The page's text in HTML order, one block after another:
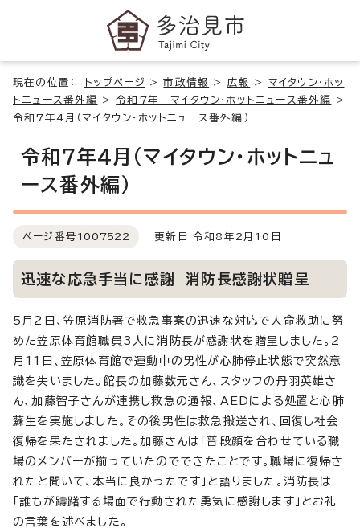
現在の位置： トップページ >市政情報 > 広報 > マイタウン・ホッ
トニュース番外編
>令和7年 マイタウン・ホットニュース番外編
>
令和7年4月（マイタウン・ホットニュース番外編）
令和7年4月（マイタウン・ホットニュ
ース番外編）
ページ番号 1007522 更新日 令和8年2月10日
迅速な応急手当に感謝 消防長感謝状贈呈
5月2日、笠原消防署で救急事案の迅速な対応で人命救助に努
めた笠原体育館職員3人に消防長が感謝状を贈呈しました。2
月11日、笠原体育館で運動中の男性が心肺停止状態で突然意
識を失いました。館長の加藤数元さん、スタッフの丹羽英雄さ
ん、加藤智子さんが連携し救急の通報、AEDによる処置と心肺
蘇生を実施しました。その後男性は救急搬送され、回復し社会
復帰を果たされました。加藤さんは「普段顔を合わせている職
場のメンバーが揃っていたのでできたことです。職場に復帰さ
れたと聞いて、本当に良かったです」と語りました。消防長は
「誰もが躊躇する場面で行動された勇気に感謝します」とお礼
の言葉を述べました。